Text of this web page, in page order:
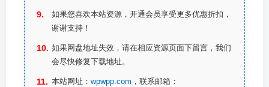
如果您喜欢本站资源，开通会员享受更多优惠折扣，
谢谢支持！
如果网盘地址失效，请在相应资源页面下留言，我们
会尽快修复下载地址。
本站网址： wpwpp.com ，联系邮箱：